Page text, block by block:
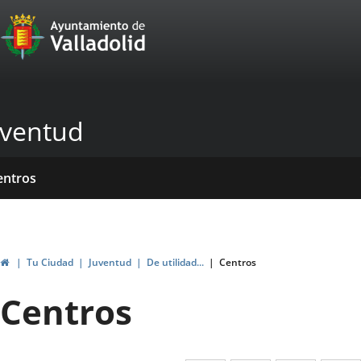
Portal
Web
Ayuntamiento
de
Valladolid
InicioTu Ciudad Juventud De utilidad... Centros
Centros